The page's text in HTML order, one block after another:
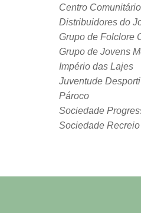
Centro Comunitário
Distribuidores do
Grupo de Folclore
Grupo de Jovens
Império das Lajes
Juventude
Pároco
Sociedade
Sociedade